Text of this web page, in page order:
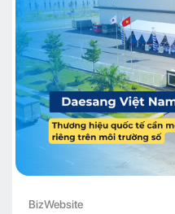
BizWebsite